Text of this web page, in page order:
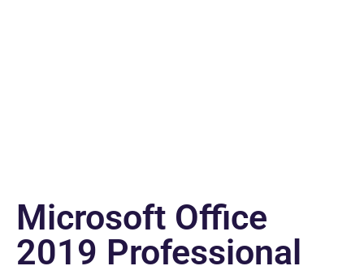
Microsoft Office
2019 Professional